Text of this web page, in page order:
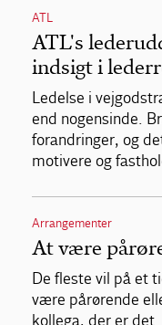
ATL
ATL's
indsigt i
Ledelse i
end nogensinde.
forandringer, og
motivere og
Arrangementer
At være
De fleste vil på et
være pårørende
kollega, der er